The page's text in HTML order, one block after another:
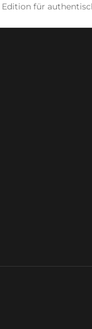
für